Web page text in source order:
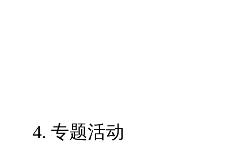
4. 专题活动